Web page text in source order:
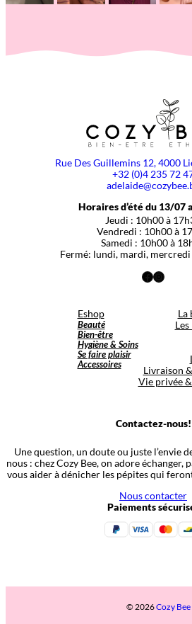
Rue Des Guillemins 12, 4000
+32 (0)4 235 72
Horaires d’été du 13/07
Jeudi : 10h00 à
Vendredi : 10h00 à
Samedi : 10h00 à
Fermé: lundi, mardi,
Facebook
Eshop
Beauté
Bien-être
Hygiène & Soins
Se faire plaisir
Accessoires
La
Livraison
Vie privée
Contactez-nous!
Une question, un doute ou juste l’envie
nous : chez Cozy Bee, on adore échanger,
vous aider à dénicher les pépites qui
Nous contacter
Paiements
© 2026Cozy Bee